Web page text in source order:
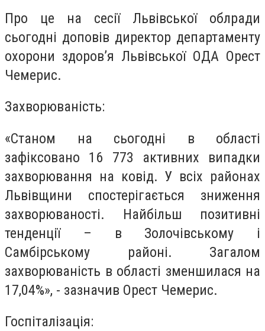
Про це на сесії Львівської облради
сьогодні доповів директор департаменту
охорони здоров’я Львівської ОДА Орест
Чемерис.
Захворюваність:
«Станом на сьогодні в області
зафіксовано 16 773 активних випадки
захворювання на ковід. У всіх районах
Львівщини спостерігається зниження
захворюваності. Найбільш позитивні
тенденції – в Золочівському і
Самбірському районі. Загалом
захворюваність в області зменшилася на
17,04%», - зазначив Орест Чемерис.
Госпіталізація: